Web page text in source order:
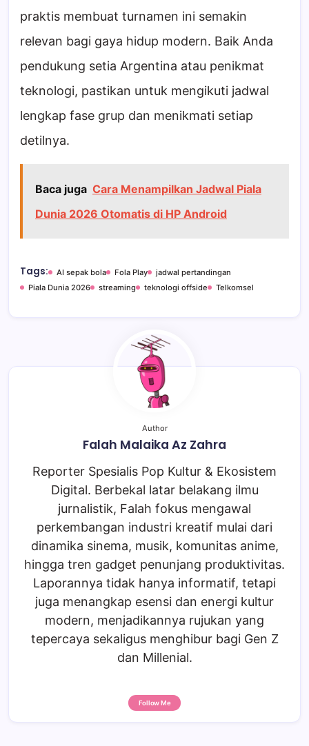
praktis membuat turnamen ini semakin
relevan bagi gaya hidup modern. Baik Anda
pendukung setia Argentina atau penikmat
teknologi, pastikan untuk mengikuti jadwal
lengkap fase grup dan menikmati setiap
detilnya.
Baca juga Cara Menampilkan Jadwal Piala
Dunia 2026 Otomatis di HP Android
Tags: AI sepak bola Fola Play
jadwal pertandingan
Piala Dunia 2026
streaming teknologi offside Telkomsel
Author
Falah Malaika Az Zahra
Reporter Spesialis Pop Kultur & Ekosistem
Digital. Berbekal latar belakang ilmu
jurnalistik, Falah fokus mengawal
perkembangan industri kreatif mulai dari
dinamika sinema, musik, komunitas anime,
hingga tren gadget penunjang produktivitas.
Laporannya tidak hanya informatif, tetapi
juga menangkap esensi dan energi kultur
modern, menjadikannya rujukan yang
tepercaya sekaligus menghibur bagi Gen Z
dan Millenial.
Follow Me